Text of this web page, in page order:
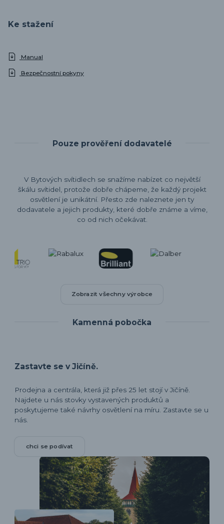
Ke stažení
Manual
Bezpečnostní pokyny
Pouze prověření dodavatelé
V Bytových svítidlech se snažíme nabízet co největší
škálu svítidel, protože dobře chápeme, že každý projekt
osvětlení je unikátní. Přesto zde naleznete jen ty
dodavatele a jejich produkty, které dobře známe a víme,
co od nich očekávat.
Zobrazit všechny výrobce
Kamenná pobočka
Zastavte se v Jičíně.
Prodejna a centrála, která již přes 25 let stojí v Jičíně.
Najdete u nás stovky vystavených produktů a
poskytujeme také návrhy osvětlení na míru. Zastavte se u
nás.
chci se podívat